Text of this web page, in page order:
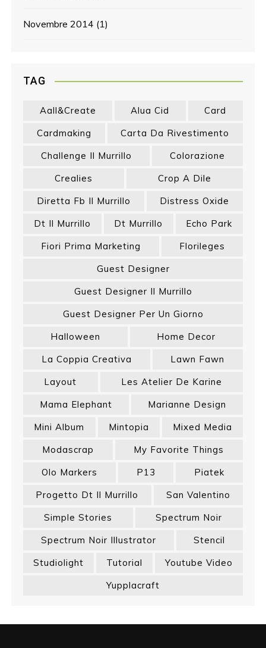
Novembre 2014 (1)
TAG
Aall&create Alua Cid
Card
Cardmaking
Carta Da Rivestimento
Challenge Il Murrillo
Colorazione
Crealies
Crop A Dile
Diretta Fb Il Murrillo
Distress Oxide
Dt Il Murrillo
Dt Murrillo
Echo Park
Fiori Prima Marketing
Florileges
Guest Designer
Guest Designer Il Murrillo
Guest Designer Per Un Giorno
Halloween
Home Decor
La Coppia Creativa
Lawn Fawn
Layout
Les Atelier De Karine
Mama Elephant
Marianne Design
Mini Album
Mintopia
Mixed Media
Modascrap
My Favorite Things
Olo Markers
P13
Piatek
Progetto Dt Il Murrillo
San Valentino
Simple Stories
Spectrum Noir
Spectrum Noir Illustrator
Stencil
Studiolight
Tutorial
Youtube Video
Yupplacraft